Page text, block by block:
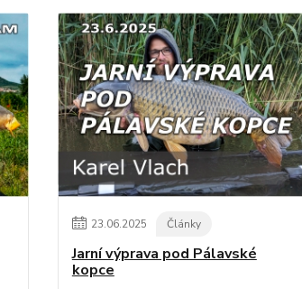
23.06.2025 Články
Jarní výprava pod Pálavské
kopce